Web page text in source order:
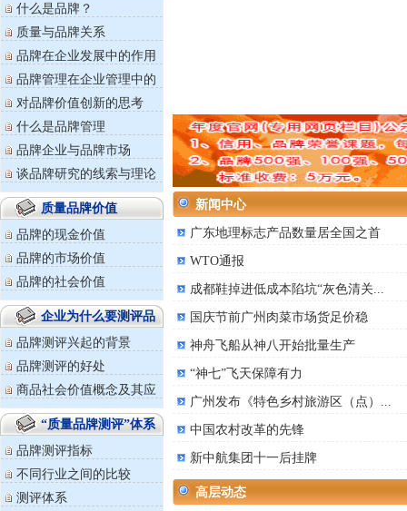
什么是品牌？
质量与品牌关系
品牌在企业发展中的作用
品牌管理在企业管理中的
定位
对品牌价值创新的思考
什么是品牌管理
品牌企业与品牌市场
谈品牌研究的线索与理论
质量品牌价值
品牌的现金价值
品牌的市场价值
品牌的社会价值
企业为什么要测评品
牌
品牌测评兴起的背景
品牌测评的好处
商品社会价值概念及其应
“质量品牌测评”体系
品牌测评指标
不同行业之间的比较
测评体系
新闻中心
广东地理标志产品数量居全国之首
WTO通报
成都鞋掉进低成本陷坑“灰色清关...
国庆节前广州肉菜市场货足价稳
神舟飞船从神八开始批量生产
“神七”飞天保障有力
广州发布《特色乡村旅游区（点）...
中国农村改革的先锋
新中航集团十一后挂牌
高层动态